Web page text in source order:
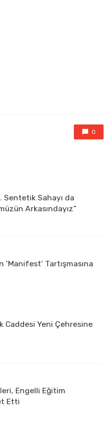
0
Sentetik Sahayı da
Arkasındayız”
‘Manifest’ Tartışmasına
Caddesi Yeni Çehresine
Engelli Eğitim
Etti